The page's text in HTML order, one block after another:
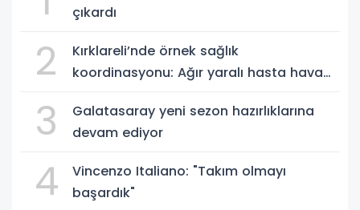
çıkardı
2
Kırklareli’nde örnek sağlık
koordinasyonu: Ağır yaralı hasta hava
3
Galatasaray yeni sezon hazırlıklarına
devam ediyor
4
Vincenzo Italiano: "Takım olmayı
başardık"